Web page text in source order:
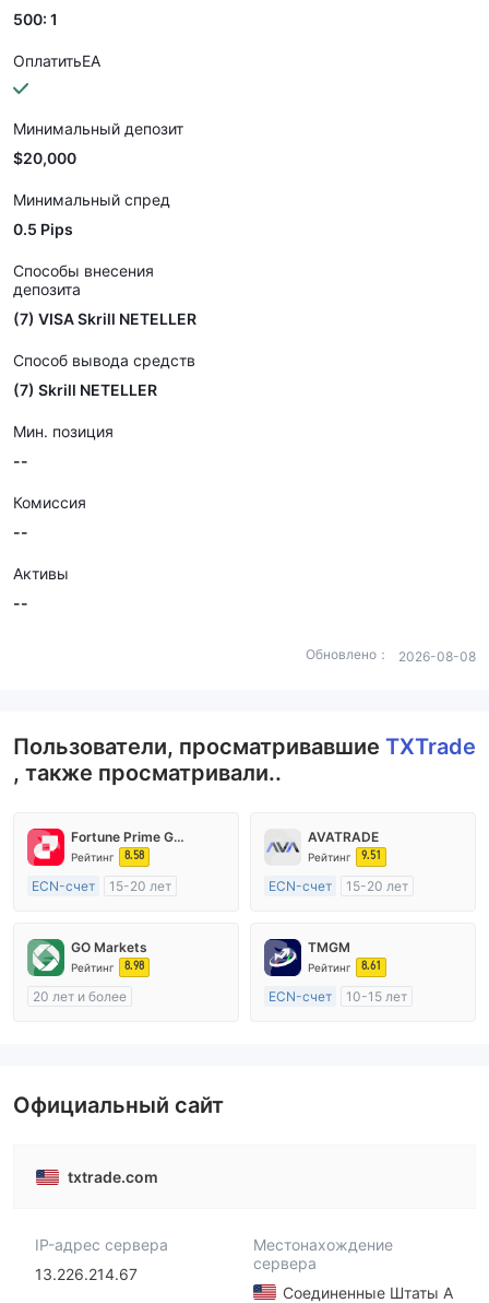
500: 1
ОплатитьEA
Минимальный депозит
$20,000
Минимальный спред
0.5 Pips
Способы внесения
депозита
(7) VISA Skrill NETELLER
Способ вывода средств
(7) Skrill NETELLER
Мин. позиция
--
Комиссия
--
Активы
--
Обновлено： 2026-08-08
Пользователи, просматривавшие TXTrade
, также просматривали..
Fortune Prime Global
Рейтинг 8.58
ECN-счет
15-20 лет
Маркет-Мейкинг (MM)
Основной стандарт MT4
AVATRADE
Рейтинг 9.51
ECN-счет
15-20 лет
Маркет-Мейкинг (MM)
Основной стандарт MT4
GO Markets
Рейтинг 8.98
20 лет и более
TMGM
Рейтинг 8.61
ECN-счет
10-15 лет
Официальный сайт
txtrade.com
IP-адрес сервера
13.226.214.67
Местонахождение
сервера
Соединенные Штаты А